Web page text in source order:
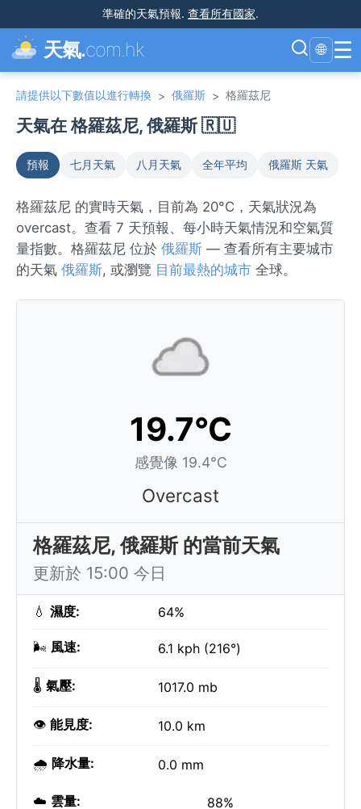
準確的天氣預報. 查看所有國家.
天氣.com.hk 🌐 ☰
請提供以下數值以進行轉換 > 俄羅斯 > 格羅茲尼
天氣在 格羅茲尼, 俄羅斯 🇷🇺
預報 七月天氣 八月天氣 全年平均 俄羅斯 天氣
格羅茲尼 的實時天氣，目前為 20°C，天氣狀況為
overcast。查看 7 天預報、每小時天氣情況和空氣質
量指數。格羅茲尼 位於 俄羅斯 — 查看所有主要城市
的天氣 俄羅斯, 或瀏覽 目前最熱的城市 全球。
19.7°C
感覺像 19.4°C
Overcast
格羅茲尼, 俄羅斯 的當前天氣
更新於 15:00 今日
💧 濕度: 64%
🌬️ 風速: 6.1 kph (216°)
🌡️ 氣壓: 1017.0 mb
👁️ 能見度: 10.0 km
🌧️ 降水量: 0.0 mm
☁️ 雲量: 88%